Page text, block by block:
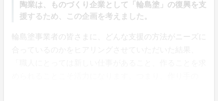
陶業は、ものづくり企業として「輪島塗」の復興を支
援するため、この企画を考えました。
輪島塗事業者の皆さまに、どんな支援の方法がニーズに